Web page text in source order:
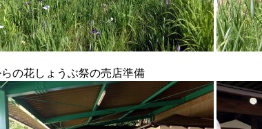
花しょうぶ祭の売店準備